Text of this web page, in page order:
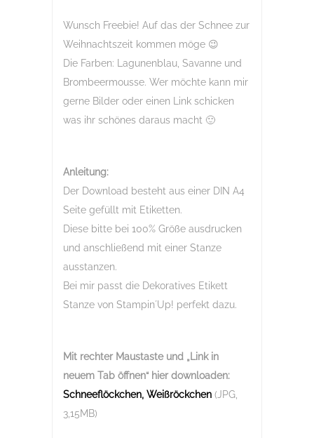
Wunsch Freebie! Auf das der Schnee zur
Weihnachtszeit kommen möge 😉
Die Farben: Lagunenblau, Savanne und
Brombeermousse. Wer möchte kann mir
gerne Bilder oder einen Link schicken
was ihr schönes daraus macht 🙂
Anleitung:
Der Download besteht aus einer DIN A4
Seite gefüllt mit Etiketten.
Diese bitte bei 100% Größe ausdrucken
und anschließend mit einer Stanze
ausstanzen.
Bei mir passt die Dekoratives Etikett
Stanze von Stampin´Up! perfekt dazu.
Mit rechter Maustaste und „Link in
neuem Tab öffnen“ hier downloaden:
Schneeflöckchen, Weißröckchen (JPG,
3,15MB)